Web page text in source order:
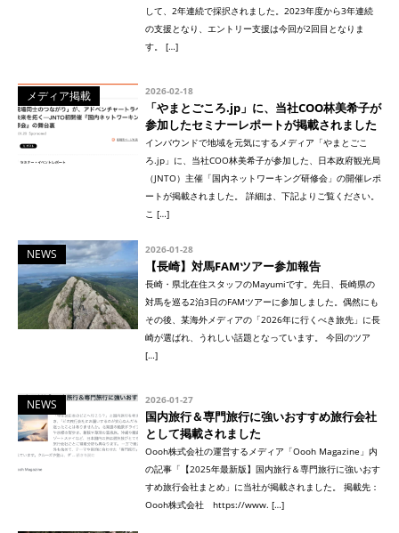
して、2年連続で採択されました。2023年度から3年連続
の支援となり、エントリー支援は今回が2回目となりま
す。 […]
メディア掲載 2026-02-18
「やまとごころ.jp」に、当社COO林美希子が
参加したセミナーレポートが掲載されました
インバウンドで地域を元気にするメディア「やまとごこ
ろ.jp」に、当社COO林美希子が参加した、日本政府観光局
（JNTO）主催「国内ネットワーキング研修会」の開催レポ
ートが掲載されました。 詳細は、下記よりご覧ください。
こ […]
NEWS 2026-01-28
【長崎】対馬FAMツアー参加報告
長崎・県北在住スタッフのMayumiです。先日、長崎県の
対馬を巡る2泊3日のFAMツアーに参加しました。偶然にも
その後、某海外メディアの「2026年に行くべき旅先」に長
崎が選ばれ、うれしい話題となっています。 今回のツア
[…]
NEWS 2026-01-27
国内旅行＆専門旅行に強いおすすめ旅行会社
として掲載されました
Oooh株式会社の運営するメディア「Oooh Magazine」内
の記事「【2025年最新版】国内旅行＆専門旅行に強いおす
すめ旅行会社まとめ」に当社が掲載されました。 掲載先：
Oooh株式会社 https://www. […]